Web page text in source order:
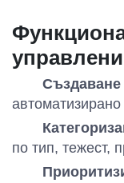
Създаване
по тип, тежест,